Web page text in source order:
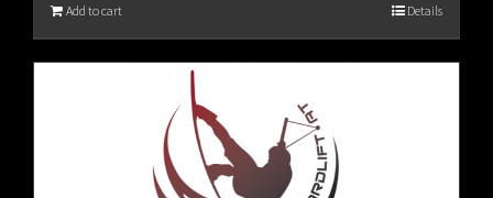
Add to cart Details